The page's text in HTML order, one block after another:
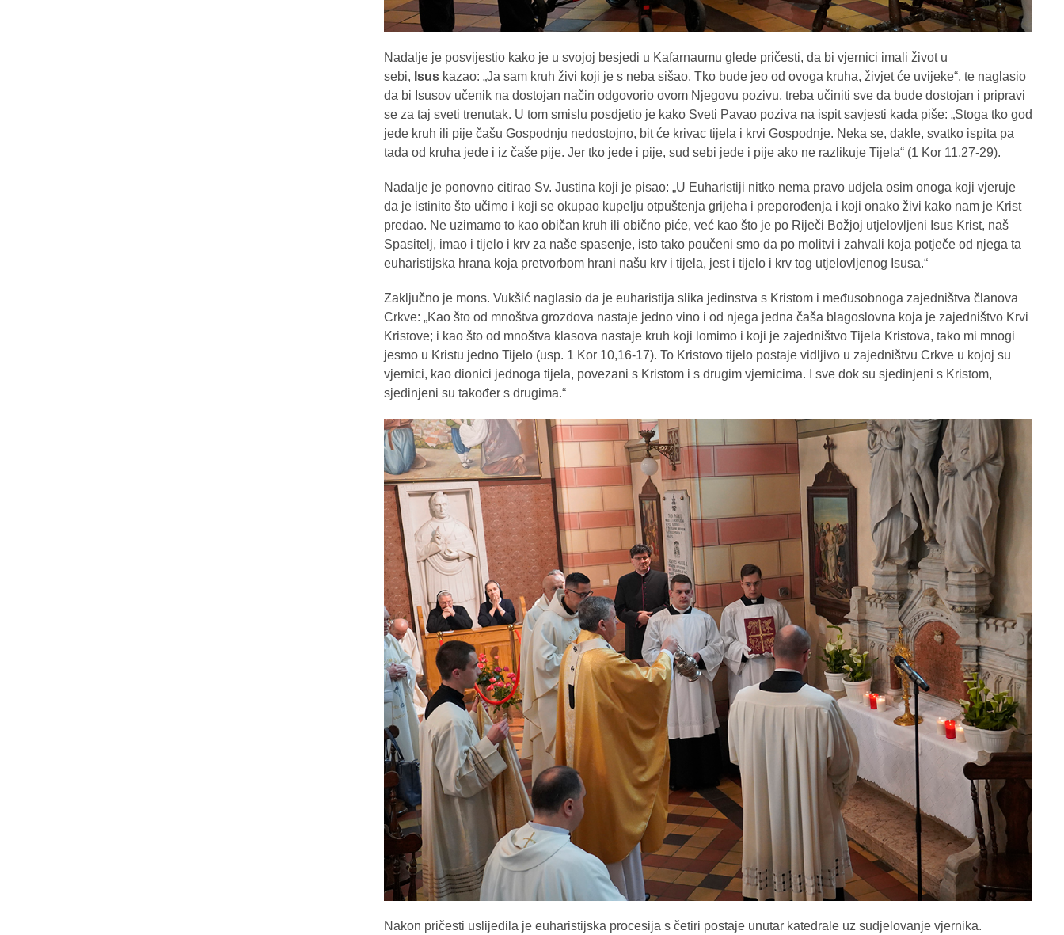
Nadalje je posvijestio kako je u svojoj besjedi u Kafarnaumu glede pričesti, da bi vjernici imali život u
sebi, Isuskazao: „Ja sam kruh živi koji je s neba sišao. Tko bude jeo od ovoga kruha, živjet će uvijeke“, te naglasio
da bi Isusov učenik na dostojan način odgovorio ovom Njegovu pozivu, treba učiniti sve da bude dostojan i pripravi
se za taj sveti trenutak. U tom smislu posdjetio je kako Sveti Pavao poziva na ispit savjesti kada piše: „Stoga tko god
jede kruh ili pije čašu Gospodnju nedostojno, bit će krivac tijela i krvi Gospodnje. Neka se, dakle, svatko ispita pa
tada od kruha jede i iz čaše pije. Jer tko jede i pije, sud sebi jede i pije ako ne razlikuje Tijela“ (1 Kor 11,27-29).
Nadalje je ponovno citirao Sv. Justina koji je pisao: „U Euharistiji nitko nema pravo udjela osim onoga koji vjeruje
da je istinito što učimo i koji se okupao kupelju otpuštenja grijeha i preporođenja i koji onako živi kako nam je Krist
predao. Ne uzimamo to kao običan kruh ili obično piće, već kao što je po Riječi Božjoj utjelovljeni Isus Krist, naš
Spasitelj, imao i tijelo i krv za naše spasenje, isto tako poučeni smo da po molitvi i zahvali koja potječe od njega ta
euharistijska hrana koja pretvorbom hrani našu krv i tijela, jest i tijelo i krv tog utjelovljenog Isusa.“
Zaključno je mons. Vukšić naglasio da je euharistija slika jedinstva s Kristom i međusobnoga zajedništva članova
Crkve: „Kao što od mnoštva grozdova nastaje jedno vino i od njega jedna čaša blagoslovna koja je zajedništvo Krvi
Kristove; i kao što od mnoštva klasova nastaje kruh koji lomimo i koji je zajedništvo Tijela Kristova, tako mi mnogi
jesmo u Kristu jedno Tijelo (usp. 1 Kor 10,16-17). To Kristovo tijelo postaje vidljivo u zajedništvu Crkve u kojoj su
vjernici, kao dionici jednoga tijela, povezani s Kristom i s drugim vjernicima. I sve dok su sjedinjeni s Kristom,
sjedinjeni su također s drugima.“
Nakon pričesti uslijedila je euharistijska procesija s četiri postaje unutar katedrale uz sudjelovanje vjernika.